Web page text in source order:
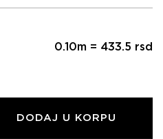
0.10m = 433.5 rsd
DODAJ U KORPU